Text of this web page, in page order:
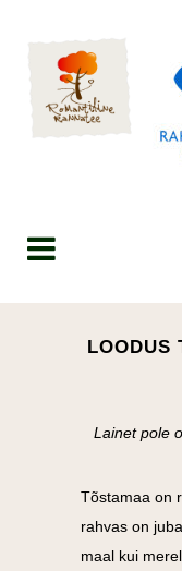
LOODUS
Lainet pole
Tõstamaa on
rahvas on
maal kui